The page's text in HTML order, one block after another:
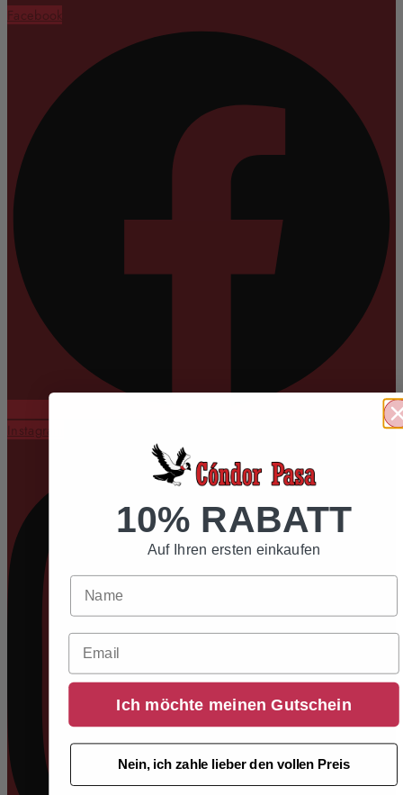
Facebook
Instagram
10% RABATT
Auf Ihren ersten einkaufen
Email
Ich möchte meinen Gutschein
Nein, ich zahle lieber den vollen Preis